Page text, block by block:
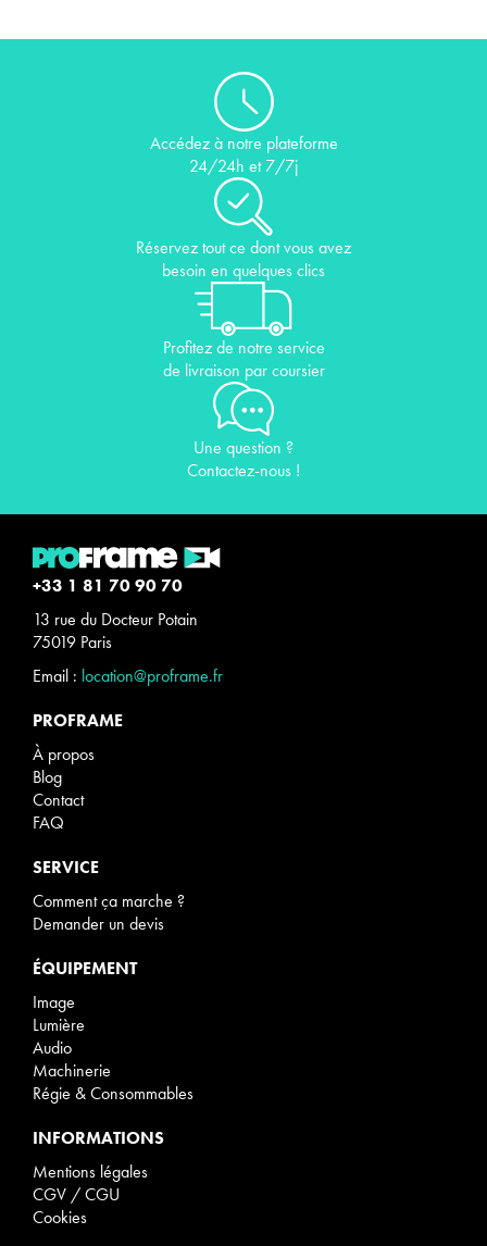
Accédez à notre plateforme
24/24h et 7/7j
Réservez tout ce dont vous avez
besoin en quelques clics
Profitez de notre service
de livraison par coursier
Une question ?
Contactez-nous !
+33 1 81 70 90 70
13 rue du Docteur Potain
75019 Paris
Email : location@proframe.fr
PROFRAME
À propos
Blog
Contact
FAQ
SERVICE
Comment ça marche ?
Demander un devis
ÉQUIPEMENT
Image
Lumière
Audio
Machinerie
Régie & Consommables
INFORMATIONS
Mentions légales
CGV / CGU
Cookies